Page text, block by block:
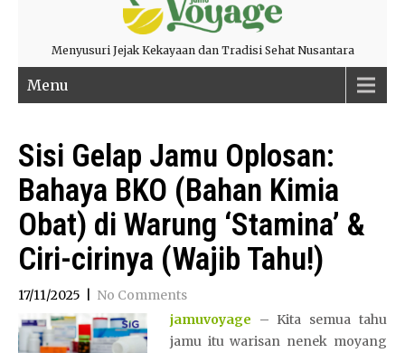
Menyusuri Jejak Kekayaan dan Tradisi Sehat Nusantara
Menu
Sisi Gelap Jamu Oplosan:
Bahaya BKO (Bahan Kimia
Obat) di Warung ‘Stamina’ &
Ciri-cirinya (Wajib Tahu!)
17/11/2025
No Comments
jamuvoyage – Kita semua tahu
jamu itu warisan nenek moyang